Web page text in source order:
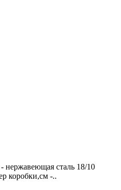
нержавеющая сталь 18/10
коробки,см -..